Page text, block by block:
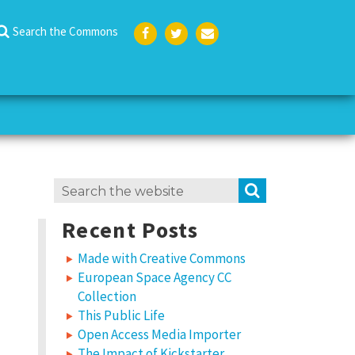
Search the Commons
k
Search
Recent Posts
Made with Creative Commons
European Space Agency CC
Collection
This Public Life
Open Access Media Importer